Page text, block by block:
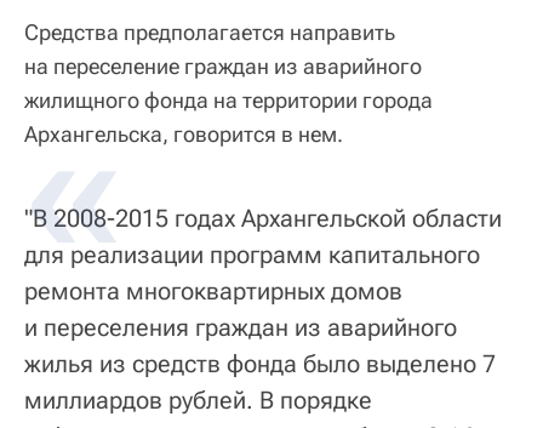
Средства предполагается направить
на переселение граждан из аварийного
жилищного фонда на территории города
Архангельска, говорится в нем.
"В 2008-2015 годах Архангельской области
для реализации программ капитального
ремонта многоквартирных домов
и переселения граждан из аварийного
жилья из средств фонда было выделено 7
миллиардов рублей. В порядке